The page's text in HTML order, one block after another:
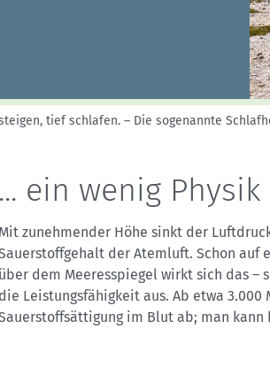
tief schlafen. – Die sogenannte
... ein wenig
Mit zunehmender Höhe sinkt der
der Atemluft. Schon auf
über dem Meeresspiegel wirkt sich das –
die Leistungsfähigkeit aus. Ab etwa
im Blut ab; man